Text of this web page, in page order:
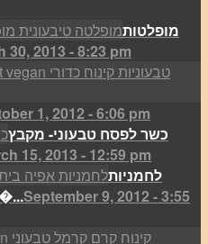
מופלטות
30, 2013 - 8:23 pm
1, 2012 - 6:06 pm
כשר לפסח טבעוני- מקבץ
15, 2013 - 12:59 pm
לחמניות
טבעוניות עם עשביSeptember 9, 2012 - 3:55